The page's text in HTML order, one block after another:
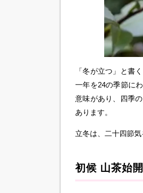
「冬が立つ」と書
一年を24の季節に
意味があり、四季
あります。
立冬は、二十四節
初候 山茶始